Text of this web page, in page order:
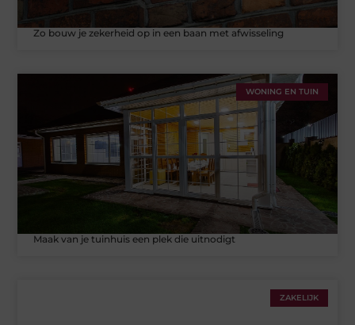
Zo bouw je zekerheid op in een baan met afwisseling
WONING EN TUIN
Maak van je tuinhuis een plek die uitnodigt
ZAKELIJK